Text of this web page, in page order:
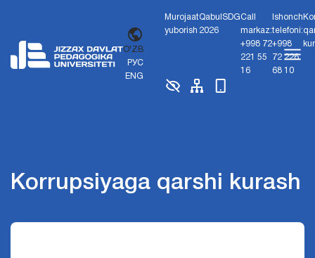
O'ZB
РУС
ENG
Murojaat
yuborish
Qabul
2026
SDGCall
markaz:
+998 72
221 55
16
Ishonch
telefoni:
+998
72 226
68 10
Korrupsiyaga qarshi kurash